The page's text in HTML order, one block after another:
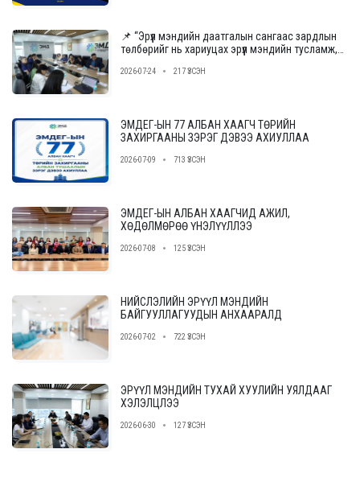
📌 “Эрүүл мэндийн даатгалын сангаас зардлын
төлбөрийг нь хариуцах эрүүл мэндийн тусламж,
шалгаруулах журам”-ын төслийн ээлжит
2026-07-24 217 ҮЗСЭН
ЭМДЕГ-ЫН 77 АЛБАН ХААГЧ ТӨРИЙН
ЗАХИРГААНЫ ЗЭРЭГ ДЭВЭЭ АХИУЛЛАА
2026-07-09 713 ҮЗСЭН
ЭМДЕГ-ЫН АЛБАН ХААГЧИД АЖИЛ,
ХӨДӨЛМӨРӨӨ ҮНЭЛҮҮЛЛЭЭ
2026-07-08 125 ҮЗСЭН
НИЙСЛЭЛИЙН ЭРҮҮЛ МЭНДИЙН
БАЙГУУЛЛАГУУДЫН АНХААРАЛД
2026-07-02 722 ҮЗСЭН
ЭРҮҮЛ МЭНДИЙН ТУХАЙ ХУУЛИЙН УЯЛДААГ
ХЭЛЭЛЦЛЭЭ
2026-06-30 127 ҮЗСЭН